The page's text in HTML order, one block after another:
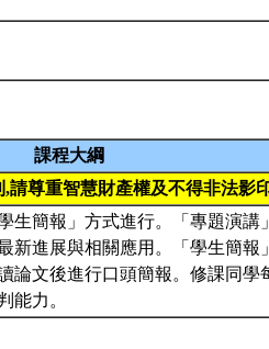
課程大綱
請尊重智慧財產權及不得非法影
生簡報」方式進行。「專題演講
新進展與相關應用。「學生簡報
論文後進行口頭簡報。修課同學
能力。